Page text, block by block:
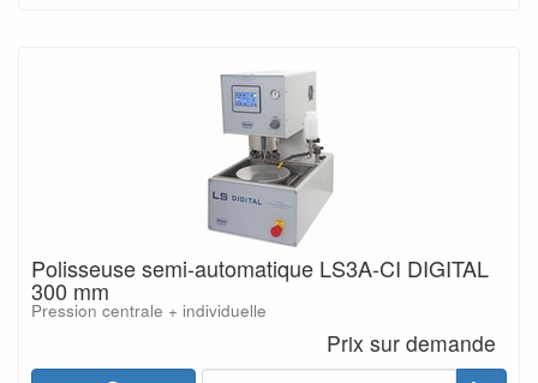
Polisseuse semi-automatique LS3A-CI DIGITAL
300 mm
Pression centrale + individuelle
Prix sur demande